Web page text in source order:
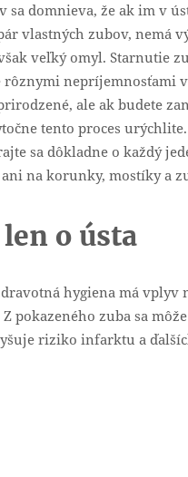
sa domnieva, že ak im v
vlastných zubov, nemá
veľký omyl. Starnutie
rôznymi nepríjemnosťami
ale ak budete
tento proces
sa dôkladne o každý
na korunky, mostíky a
o ústa
hygiena má vplyv
pokazeného zuba sa
riziko infarktu a